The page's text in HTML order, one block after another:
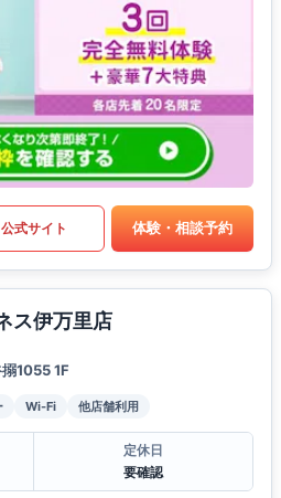
公式サイト 体験・相談予約
ス伊万里店
1055 1F
Wi-Fi 他店舗利用
定休日
要確認